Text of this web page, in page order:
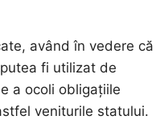
având în vedere că
fi utilizat de
a ocoli obligațiile
veniturile statului.